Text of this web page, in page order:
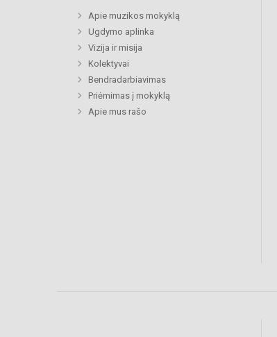
Apie muzikos mokyklą
Ugdymo aplinka
Vizija ir misija
Kolektyvai
Bendradarbiavimas
Priėmimas į mokyklą
Apie mus rašo